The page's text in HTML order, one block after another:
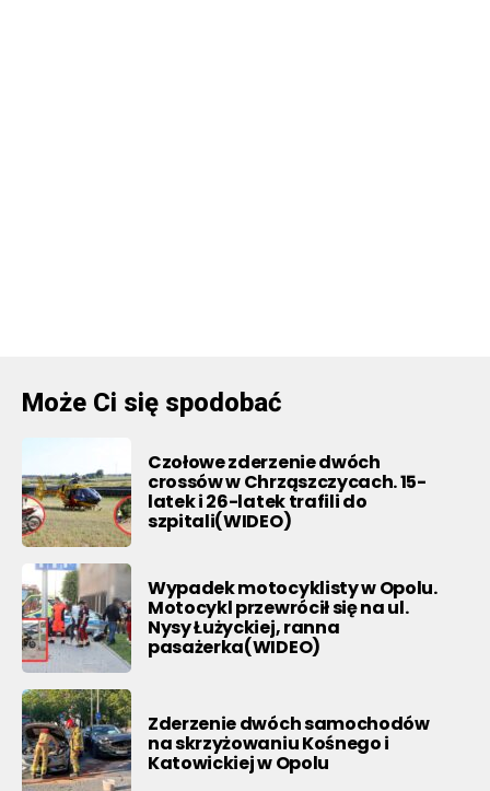
Może Ci się spodobać
Czołowe zderzenie dwóch
crossów w Chrząszczycach. 15-
latek i 26-latek trafili do
szpitali(WIDEO)
Wypadek motocyklisty w Opolu.
Motocykl przewrócił się na ul.
Nysy Łużyckiej, ranna
pasażerka(WIDEO)
Zderzenie dwóch samochodów
na skrzyżowaniu Kośnego i
Katowickiej w Opolu